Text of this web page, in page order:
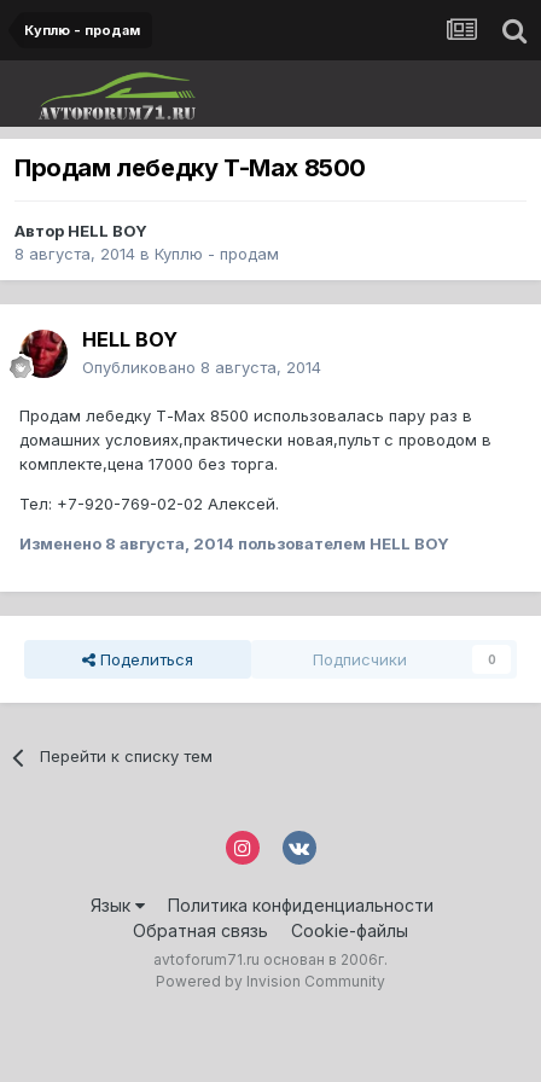
Куплю - продам
Продам лебедку T-Max 8500
Автор HELL BOY
8 августа, 2014 в Куплю - продам
HELL BOY
Опубликовано 8 августа, 2014
Продам лебедку Т-Мах 8500 использовалась пару раз в
домашних условиях,практически новая,пульт с проводом в
комплекте,цена 17000 без торга.
Тел: +7-920-769-02-02 Алексей.
Изменено 8 августа, 2014 пользователем HELL BOY
Поделиться Подписчики 0
Перейти к списку тем
Язык
Политика конфиденциальности
Обратная связь
Cookie-файлы
avtoforum71.ru основан в 2006г.
Powered by Invision Community